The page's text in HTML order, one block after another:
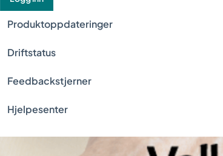
Produktoppdateringer
Driftstatus
Feedbackstjerner
Hjelpesenter